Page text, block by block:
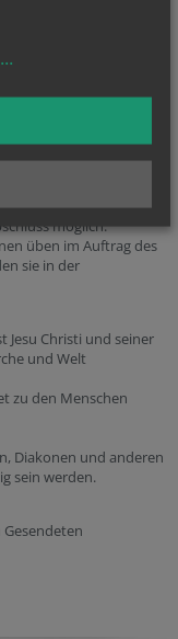
Dienststellenwechsels
Dienstposten zu
möglich.
üben im Auftrag des
sie in der
Jesu Christi und seiner
und Welt
zu den Menschen
Diakonen und anderen
sein werden.
...